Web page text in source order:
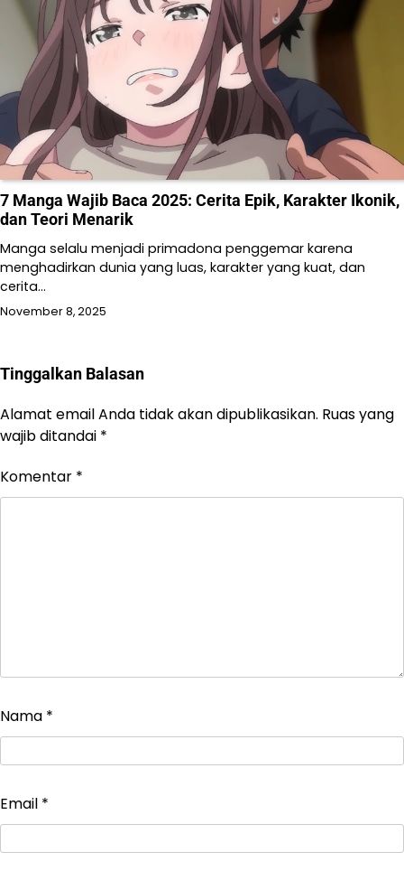
7 Manga Wajib Baca 2025: Cerita Epik, Karakter Ikonik,
dan Teori Menarik
Manga selalu menjadi primadona penggemar karena
menghadirkan dunia yang luas, karakter yang kuat, dan
cerita…
November 8, 2025
Tinggalkan Balasan
Alamat email Anda tidak akan dipublikasikan. Ruas yang
wajib ditandai *
Komentar *
Nama *
Email *